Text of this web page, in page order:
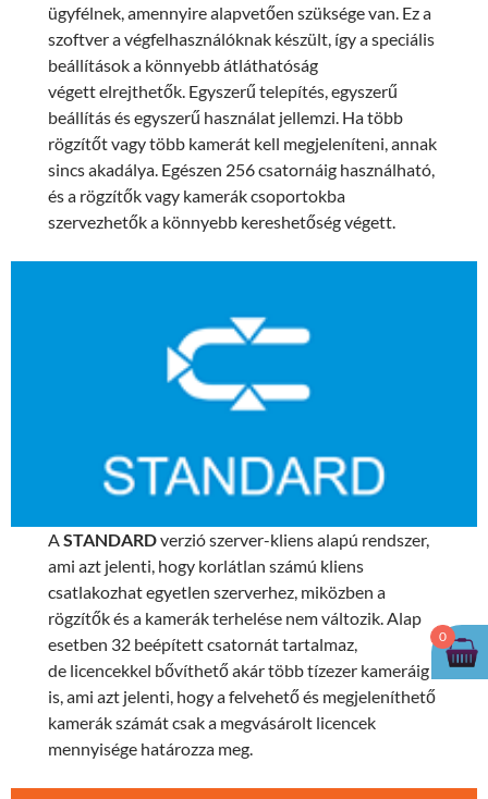
ügyfélnek, amennyire alapvetően szüksége van. Ez a
szoftver a végfelhasználóknak készült, így a speciális
beállítások a könnyebb átláthatóság
végett elrejthetők. Egyszerű telepítés, egyszerű
beállítás és egyszerű használat jellemzi. Ha több
rögzítőt vagy több kamerát kell megjeleníteni, annak
sincs akadálya. Egészen 256 csatornáig használható,
és a rögzítők vagy kamerák csoportokba
szervezhetők a könnyebb kereshetőség végett.
ASTANDARDverzió szerver-kliens alapú rendszer,
ami azt jelenti, hogy korlátlan számú kliens
csatlakozhat egyetlen szerverhez, miközben a
rögzítők és a kamerák terhelése nem változik. Alap
esetben 32 beépített csatornát tartalmaz,
de licencekkel bővíthető akár több tízezer kameráig
is, ami azt jelenti, hogy a felvehető és megjeleníthető
kamerák számát csak a megvásárolt licencek
mennyisége határozza meg.
0